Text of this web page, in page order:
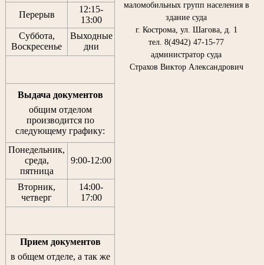
Перерыв
12:15-
13:00
Суббота,
Воскресенье
Выходные
дни
Выдача документов
общим отделом
производится по
следующему графику:
Понедельник,
среда,
пятница
9:00-12:00
Вторник,
четверг
14:00-
17:00
Прием документов
в общем отделе, а так же
маломобильных групп населения в
здание суда
г. Кострома, ул. Шагова, д. 1
тел. 8(4942) 47-15-77
администратор суда
Страхов Виктор Александрович